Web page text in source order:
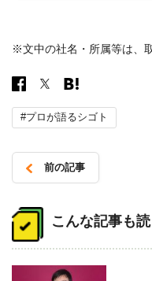
※文中の社名・所属等は、
#プロが語るシゴト
稿
ナ
前の記事
こんな記事も